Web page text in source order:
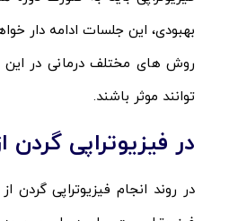
بهبودی، این جلسات ادامه دار
روش های مختلف درمانی در این
توانند موثر باشند.
در فیزیوتراپی
در روند انجام فیزیوتراپی